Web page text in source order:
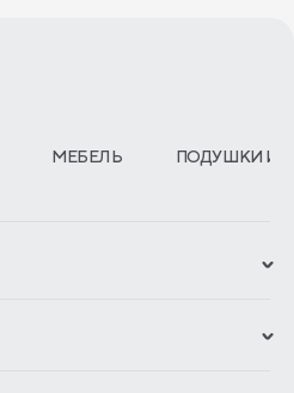
МЕБЕЛЬ ПОДУШКИ И